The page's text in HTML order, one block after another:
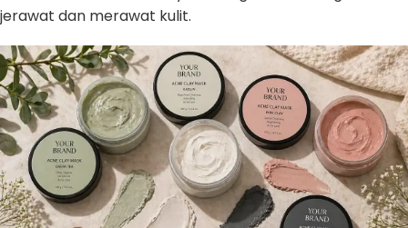
jerawat dan merawat kulit.